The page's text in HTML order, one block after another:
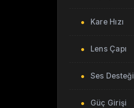
Kare Hızı
Lens Çapı
Ses Desteği
Güç Girişi